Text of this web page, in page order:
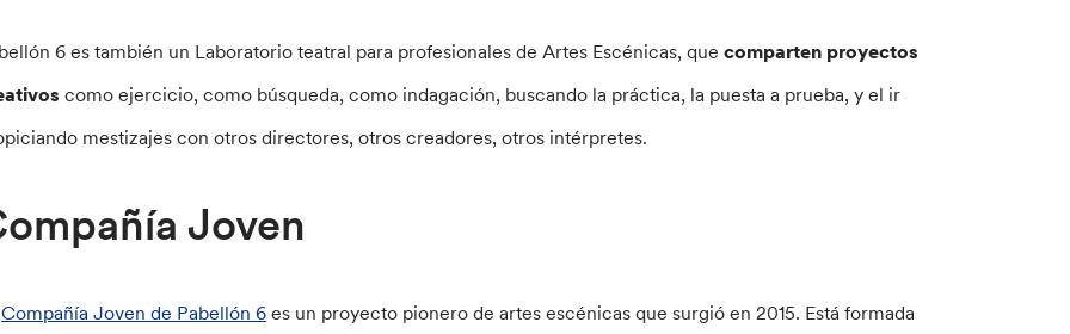
6 es también un Laboratorio teatral para profesionales de Artes Escénicas, quecomparten proyectos
como ejercicio, como búsqueda, como indagación, buscando la práctica, la puesta a prueba, y el ir
mestizajes con otros directores, otros creadores, otros intérpretes.
Joven
Compañía Joven de Pabellón 6 es un proyecto pionero de artes escénicas que surgió en 2015. Está formada